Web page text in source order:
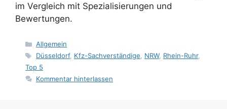
im Vergleich mit Spezialisierungen und
Bewertungen.
Kategorien
Allgemein
Schlagwörter
Düsseldorf, Kfz-Sachverständige, NRW, Rhein-Ruhr,
Top 5
Kommentar hinterlassen